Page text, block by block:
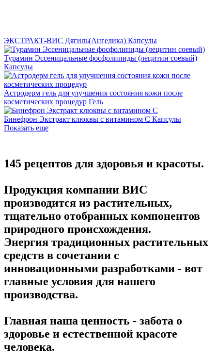
ЭКСТРАКТ-ВИС Дягиль(Ангелика) Капсулы
Турамин Эссеницальные фосфолипиды (лецитин соевый)
Капсулы
Астродерм гель для улучшения состояния кожи после
косметических процедур Гель
Бинефрон Экстракт клюквы с витамином C Капсулы
Показать еще
145 рецептов для здоровья и красоты.
Продукция компании ВИС
производится из растительных,
тщательно отобранных компонентов
природного происхождения.
Энергия традиционных растительных
средств в сочетании с
инновационными разработками - вот
главные условия для нашего
производства.
Главная наша ценность - забота о
здоровье и естественной красоте
человека.